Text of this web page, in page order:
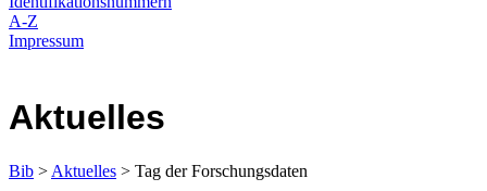
A-Z
Impressum
Aktuelles
Bib > Aktuelles > Tag der Forschungsdaten